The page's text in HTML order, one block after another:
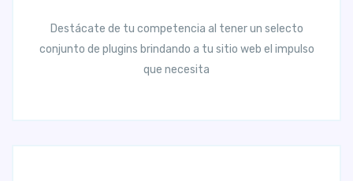
Destácate de tu competencia al tener un selecto
conjunto de plugins brindando a tu sitio web el impulso
que necesita